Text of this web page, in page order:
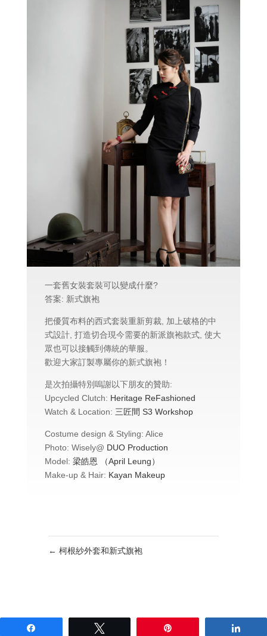
一套舊女裝套裝可以變成什麼?
答案: 新式旗袍
把優質布料的西式套裝重新剪裁, 加上破格的中
式設計, 打造切合現今需要的新派旗袍款式, 使大
眾也可以接觸到傳統的華服。
歡迎大家訂製專屬你的新式旗袍！
是次拍攝特別嗚謝以下朋友的贊助:
Upcycled Clutch: Heritage ReFashioned
Watch & Location: 三匠間 S3 Workshop
Costume design & Styling: Alice
Photo: Wisely@ DUO Production
Model: 梁皓恩 （April Leung）
Make-up & Hair: Kayan Makeup
← 柯根紗外套和新式旗袍